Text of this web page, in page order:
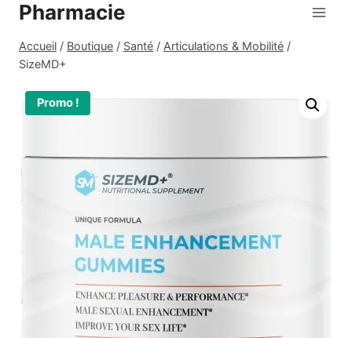
Aller
contenu
Pharmacie
Accueil / Boutique / Santé / Articulations & Mobilité /
SizeMD+
Promo !